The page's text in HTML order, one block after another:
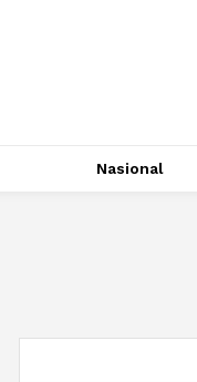
Nasional